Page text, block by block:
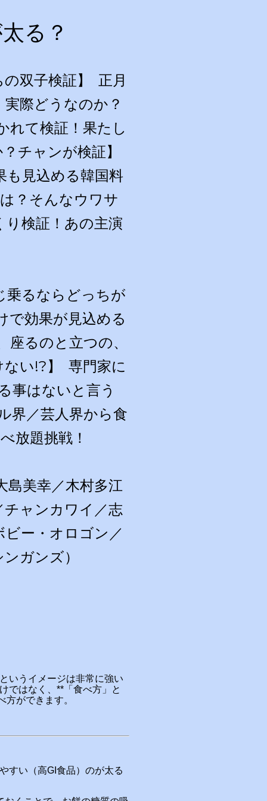
る？
双子検証】 正月
際どうなのか？
れて検証！果たし
チャンが検証】
も見込める韓国料
？そんなウワサ
り検証！あの主演
乗るならどっちが
で効果が見込める
るのと立つの、
い!?】 専門家に
事はないと言う
界／芸人界から食
放題挑戦！
島美幸／木村多江
ャンカワイ／志
ー・オロゴン／
ガンズ）
いうイメージは非常に強い
ではなく、**「食べ方」と
ができます。
すい（高GI食品）のが太る